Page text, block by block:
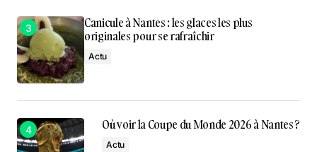
Canicule à Nantes : les glaces les plus
originales pour se rafraîchir
Actu
Où voir la Coupe du Monde 2026 à Nantes ?
Actu